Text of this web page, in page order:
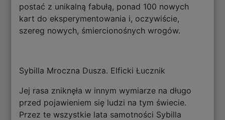
postać z unikalną fabułą, ponad 100 nowych
kart do eksperymentowania i, oczywiście,
szereg nowych, śmiercionośnych wrogów.
Sybilla Mroczna Dusza. Elficki Łucznik
Jej rasa zniknęła w innym wymiarze na długo
przed pojawieniem się ludzi na tym świecie.
Przez te wszystkie lata samotności Sybilla